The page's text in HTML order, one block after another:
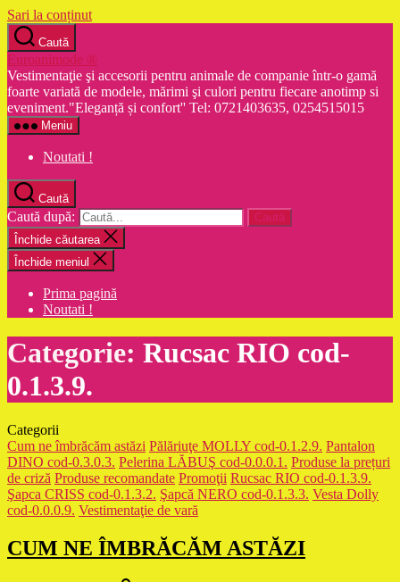
Sari la conținut
Caută
Euroanimode ®
Vestimentaţie şi accesorii pentru animale de companie într-o gamă
foarte variată de modele, mărimi şi culori pentru fiecare anotimp si
eveniment."Eleganță și confort'' Tel: 0721403635, 0254515015
Meniu
Noutati !
Caută
Caută după:
Închide căutarea
Închide meniul
Prima pagină
Noutati !
Categorie: Rucsac RIO cod-
0.1.3.9.
Categorii
Cum ne îmbrăcăm astăzi Pălăriuţe MOLLY cod-0.1.2.9. Pantalon
DINO cod-0.3.0.3. Pelerina LĂBUŞ cod-0.0.0.1. Produse la prețuri
de criză Produse recomandate Promoţii Rucsac RIO cod-0.1.3.9.
Şapca CRISS cod-0.1.3.2. Şapcă NERO cod-0.1.3.3. Vesta Dolly
cod-0.0.0.9. Vestimentaţie de vară
CUM NE ÎMBRĂCĂM ASTĂZI